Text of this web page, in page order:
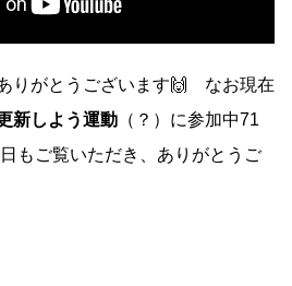
りがとうございます🙌 なお現在
新しよう運動 （？）に参加中71
もご覧いただき、ありがとうご